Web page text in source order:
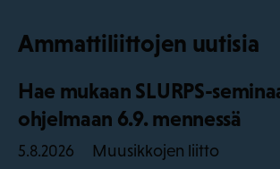
Ammattiliittojen uutisia
Hae mukaan SLURPS-
ohjelmaan 6.9. mennessä
5.8.2026 Muusikkojen liitto